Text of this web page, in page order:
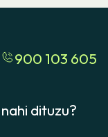
900 103 605
dituzu?